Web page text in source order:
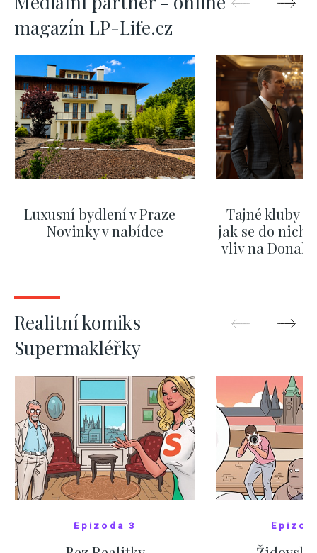
magazín LP-Life.cz
Luxusní bydlení v Praze –
Novinky v nabídce
Tajné kluby
jak se do nich
vliv na
Realitní komiks
Supermakléřky
Epizoda 3